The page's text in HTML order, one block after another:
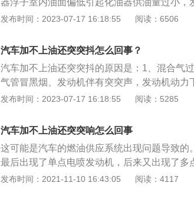
器浮子室内油面偏低引起化油器供油量过小
筒与活塞配合间隙过大引起发动机负荷时产生
查空滤和化油器是否堵塞；3、仔细清洗化油
发布时间：2023-07-17 16:18:55 阅读：6506
汽车加不上油还突突抖怎么回事？
汽车加不上油还突突抖的原因是：1、混合气
气管冒黑烟、发动机伴有突突声，发动机动
塞等有关；2、发动机缺缸：指发动机有一个
动性差也比较粘稠，会有机械磨损的异响，还
混合气比较浓，燃烧不充分会导致发动机抖动
现象。
发布时间：2023-07-17 16:18:55 阅读：5285
汽车加不上油还突突响怎么回事
这可能是汽车的燃油供应系统出现问题导致的
最后出现了单点电喷发动机，后来又出现了
发动机已经采用缸内直喷技术了。单点电喷是
发布时间：2021-11-10 16:43:05 阅读：4117